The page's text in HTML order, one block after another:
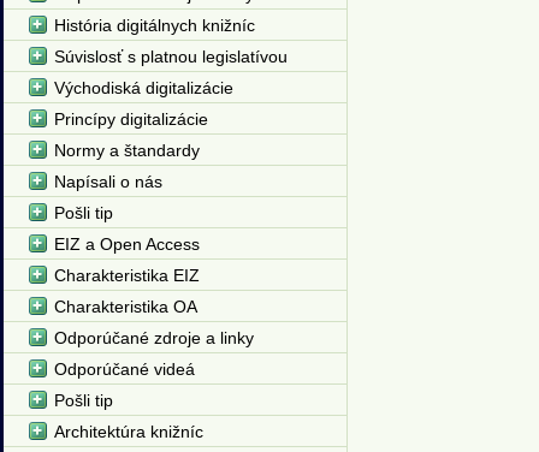
História digitálnych knižníc
Súvislosť s platnou legislatívou
Východiská digitalizácie
Princípy digitalizácie
Normy a štandardy
Napísali o nás
Pošli tip
EIZ a Open Access
Charakteristika EIZ
Charakteristika OA
Odporúčané zdroje a linky
Odporúčané videá
Pošli tip
Architektúra knižníc